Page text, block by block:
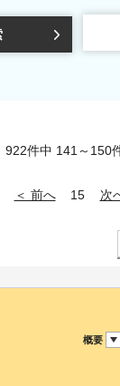
922件中 141～150
＜ 前へ 15 次
概要